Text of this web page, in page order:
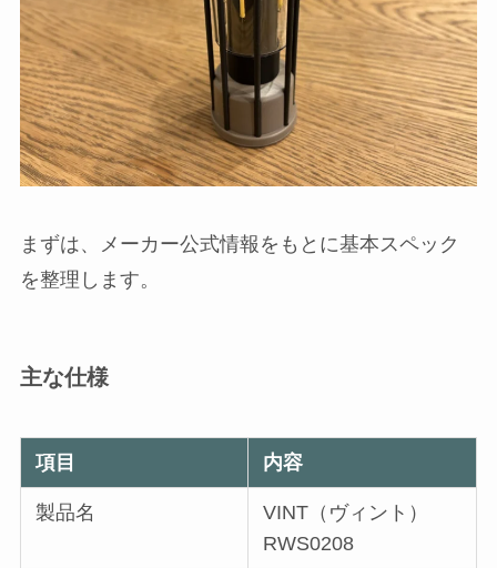
まずは、メーカー公式情報をもとに基本スペック
を整理します。
主な仕様
項目 内容
製品名
VINT（ヴィント）
RWS0208